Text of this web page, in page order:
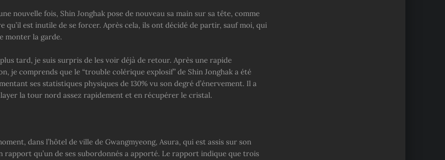
nouvelle fois, Shin Jonghak pose de nouveau sa main sur sa tête, comme
qu’il est inutile de se forcer. Après cela, ils ont décidé de partir, sauf moi, qui
monter la garde.
tard, je suis surpris de les voir déjà de retour. Après une rapide
je comprends que le “trouble colérique explosif” de Shin Jonghak a été
ses statistiques physiques de 130% vu son degré d’énervement. Il a
la tour nord assez rapidement et en récupérer le cristal.
dans l’hôtel de ville de Gwangmyeong, Asura, qui est assis sur son
rapport qu’un de ses subordonnés a apporté. Le rapport indique que trois